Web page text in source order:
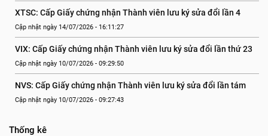
XTSC: Cấp Giấy chứng nhận Thành viên lưu ký sửa đổi lần 4
Cập nhật ngày 14/07/2026 - 16:11:27
VIX: Cấp Giấy chứng nhận Thành viên lưu ký sửa đổi lần thứ 23
Cập nhật ngày 10/07/2026 - 09:29:50
NVS: Cấp Giấy chứng nhận Thành viên lưu ký sửa đổi lần tám
Cập nhật ngày 10/07/2026 - 09:27:43
Thống kê